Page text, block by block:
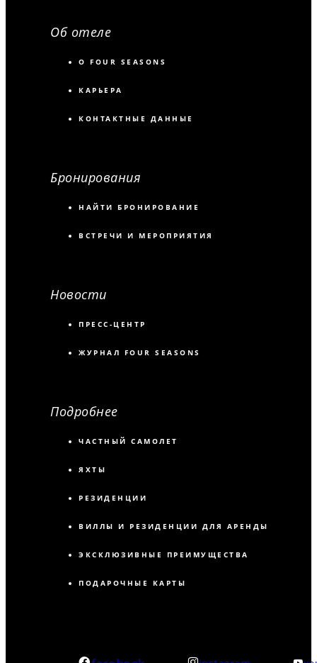
Об отеле
О FOUR SEASONS
КАРЬЕРА
КОНТАКТНЫЕ ДАННЫЕ
Бронирования
НАЙТИ БРОНИРОВАНИЕ
ВСТРЕЧИ И МЕРОПРИЯТИЯ
Новости
ПРЕСС-ЦЕНТР
ЖУРНАЛ FOUR SEASONS
Подробнее
ЧАСТНЫЙ САМОЛЕТ
ЯХТЫ
РЕЗИДЕНЦИИ
ВИЛЛЫ И РЕЗИДЕНЦИИ ДЛЯ АРЕНДЫ
ЭКСКЛЮЗИВНЫЕ ПРЕИМУЩЕСТВА
ПОДАРОЧНЫЕ КАРТЫ